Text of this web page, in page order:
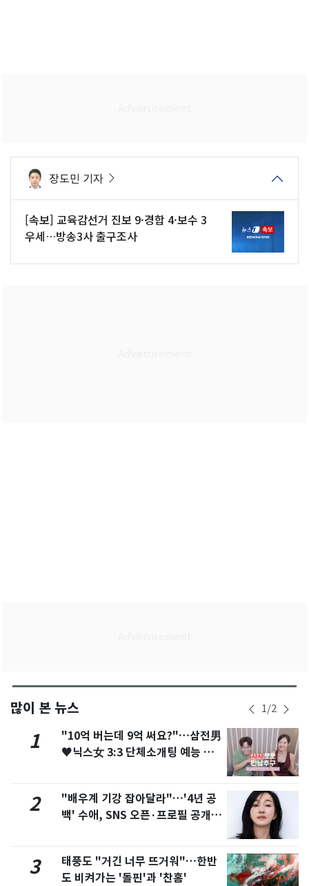
장도민 기자
[속보] 교육감선거 진보 9·경합 4·보수 3
우세…방송3사 출구조사
많이 본 뉴스 1/2
1
"10억 버는데 9억 써요?"…삼전男
♥닉스女 3:3 단체소개팅 예능 화
2
"배우계 기강 잡아달라"…'4년 공
백' 수애, SNS 오픈·프로필 공개
3
태풍도 "거긴 너무 뜨거워"…한반
도 비켜가는 '돌핀'과 '찬홈'